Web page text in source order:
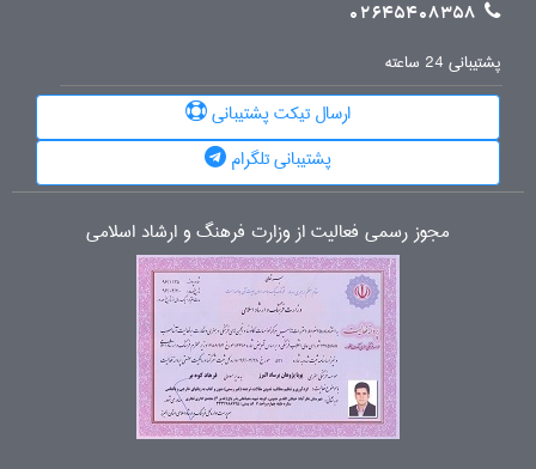
02645408358
پشتیبانی 24 ساعته
ارسال تیکت پشتیبانی
پشتیبانی تلگرام
مجوز رسمی فعالیت از وزارت فرهنگ و ارشاد اسلامی